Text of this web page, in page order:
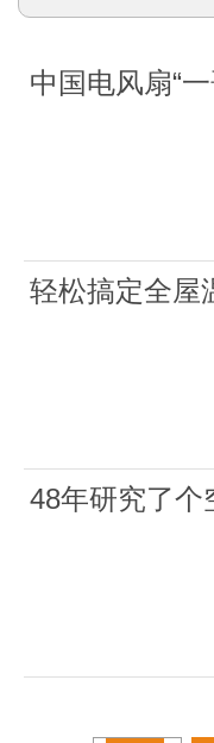
中国电风扇“
轻松搞定全屋
48年研究了个